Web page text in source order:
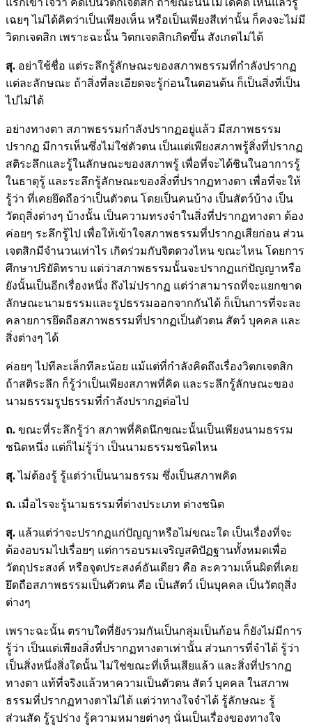
เฉยๆ ไม่ได้คิดว่าเป็นเพียงเห็น หรือเป็นเพียงสีเท่านั้น ก็คงจะไม่มี
วิตกเจตสิก เพราะฉะนั้น วิตกเจตสิกเกิดขึ้น สังเกตไม่ได้
สุ. อย่าใช้ชื่อ แต่ระลึกรู้ลักษณะของสภาพธรรมที่กำลังปรากฏ
แต่ละลักษณะ ถ้าสิ่งที่ละเอียดจะรู้ก่อนในตอนต้น ก็เป็นสิ่งที่เป็น
ไปไม่ได้
อย่างทางตา สภาพธรรมกำลังปรากฏอยู่แล้ว มีสภาพธรรม
ปรากฏ มีการเห็นซึ่งไม่ใช่ตัวตน เป็นแต่เพียงสภาพรู้สิ่งที่ปรากฏ
สติระลึกและรู้ในลักษณะของสภาพรู้ เพื่อที่จะได้ชินในอาการรู้
ในธาตุรู้ และระลึกรู้ลักษณะของสิ่งที่ปรากฏทางตา เพื่อที่จะให้
รู้ว่า ที่เคยยึดถือว่าเป็นตัวตน โดยเป็นคนบ้าง เป็นสัตว์บ้าง เป็น
วัตถุสิ่งต่างๆ บ้างนั้น เป็นความทรงจำในสิ่งที่ปรากฏทางตา ต้อง
ค่อยๆ ระลึกรู้ไป เพื่อให้เข้าใจสภาพธรรมที่ปรากฏเสียก่อน ส่วน
เจตสิกมีจำนวนเท่าไร เกิดร่วมกับจิตดวงไหน ขณะไหน โดยการ
ศึกษาปริยัติทราบ แต่ว่าสภาพธรรมนั้นจะปรากฏแก่ปัญญาหรือ
ยังนั้นเป็นอีกเรื่องหนึ่ง ถึงไม่ปรากฏ แต่ว่าสามารถที่จะแยกขาด
ลักษณะนามธรรมและรูปธรรมออกจากกันได้ ก็เป็นการที่จะละ
คลายการยึดถือสภาพธรรมที่ปรากฏเป็นตัวตน สัตว์ บุคคล และ
สิ่งต่างๆ ได้
ค่อยๆ ไปทีละเล็กทีละน้อย แม้แต่ที่กำลังคิดถึงเรื่องวิตกเจตสิก
ถ้าสติระลึก ก็รู้ว่าเป็นเพียงสภาพที่คิด และระลึกรู้ลักษณะของ
นามธรรมรูปธรรมที่กำลังปรากฏต่อไป
ถ. ขณะที่ระลึกรู้ว่า สภาพที่คิดนึกขณะนั้นเป็นเพียงนามธรรม
ชนิดหนึ่ง แต่ก็ไม่รู้ว่า เป็นนามธรรมชนิดไหน
สุ.ไม่ต้องรู้ รู้แต่ว่าเป็นนามธรรม ซึ่งเป็นสภาพคิด
ถ. เมื่อไรจะรู้นามธรรมที่ต่างประเภท ต่างชนิด
สุ. แล้วแต่ว่าจะปรากฏแก่ปัญญาหรือไม่ขณะใด เป็นเรื่องที่จะ
ต้องอบรมไปเรื่อยๆ แต่การอบรมเจริญสติปัฏฐานทั้งหมดเพื่อ
วัตถุประสงค์ หรือจุดประสงค์อันเดียว คือ ละความเห็นผิดที่เคย
ยึดถือสภาพธรรมเป็นตัวตน คือ เป็นสัตว์ เป็นบุคคล เป็นวัตถุสิ่ง
ต่างๆ
เพราะฉะนั้น ตราบใดที่ยังรวมกันเป็นกลุ่มเป็นก้อน ก็ยังไม่มีการ
รู้ว่า เป็นแต่เพียงสิ่งที่ปรากฏทางตาเท่านั้น ส่วนการที่จำได้ รู้ว่า
เป็นสิ่งหนึ่งสิ่งใดนั้น ไม่ใช่ขณะที่เห็นเสียแล้ว และสิ่งที่ปรากฏ
ทางตา แท้ที่จริงแล้วหาความเป็นตัวตน สัตว์ บุคคล ในสภาพ
ธรรมที่ปรากฏทางตาไม่ได้ แต่ว่าทางใจจำได้ รู้ลักษณะ รู้
ส่วนสัด รู้รูปร่าง รู้ความหมายต่างๆ นั่นเป็นเรื่องของทางใจ